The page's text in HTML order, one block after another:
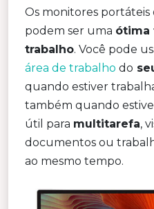
Os monitores
podem ser uma ótima
trabalho. Você pode
área de trabalho do
quando estiver
também quando
útil para multitarefa,
documentos ou
ao mesmo tempo.